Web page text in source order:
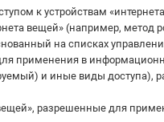
к устройствам
вещей» (например, метод
на списках
применения в
и иные виды
разрешенные для